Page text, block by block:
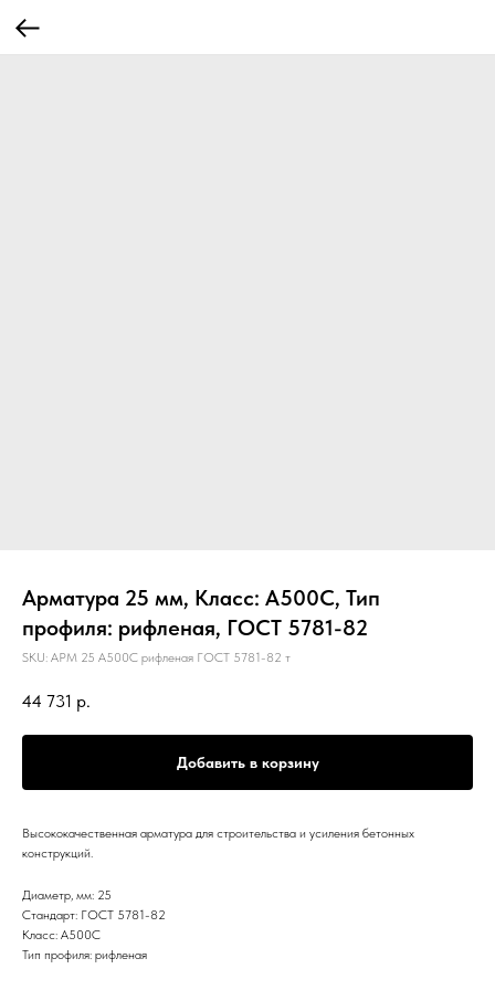
Арматура 25 мм, Класс: А500С, Тип
профиля: рифленая, ГОСТ 5781-82
SKU: АРМ 25 А500С рифленая ГОСТ 5781-82 т
44 731 р.
Добавить в корзину
Высококачественная арматура для строительства и усиления бетонных
конструкций.
Диаметр, мм: 25
Стандарт: ГОСТ 5781-82
Класс: А500С
Тип профиля: рифленая